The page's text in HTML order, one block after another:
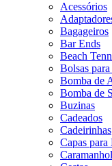
Acessórios
Bagageiros
Bar Ends
Beach
Bolsas
Bomba de
Bomba de
Buzinas
Cadeados
Cadeirinhas
Capas para